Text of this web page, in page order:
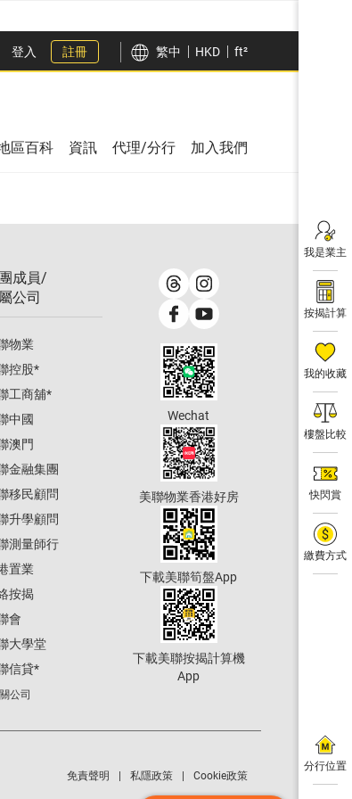
登入 註冊 繁中 HKD ft²
我是業主
按揭計算
我的收藏
樓盤比較
快閃賞
繳費方式
分行位置
區百科 資訊 代理/分行 加入我們
成員/
公司
物業
控股*
工商舖*
中國
澳門
金融集團
移民顧問
升學顧問
測量師行
置業
按揭
會
大學堂
信貸*
公司
Wechat
美聯物業香港好房
下載美聯筍盤App
下載美聯按揭計算機
App
免責聲明 私隱政策 Cookie政策